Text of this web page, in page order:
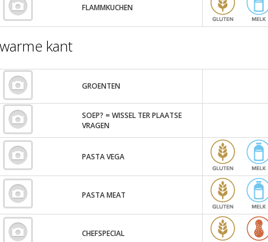
FLAMMKUCHEN
warme kant
GROENTEN
SOEP? = WISSEL TER PLAATSE
VRAGEN
PASTA VEGA
PASTA MEAT
CHEFSPECIAL